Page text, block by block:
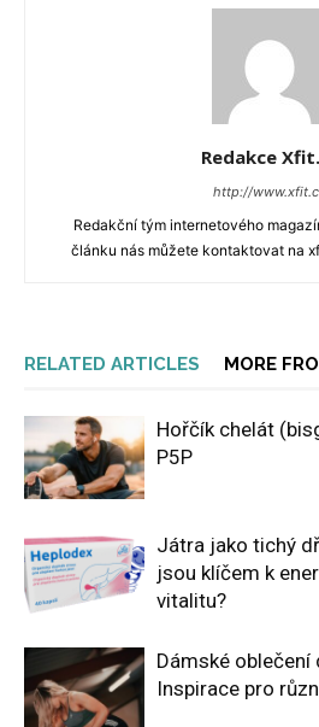
Redakce
http://
Redakční tým internetového
článku nás můžete kontaktovat na
RELATED ARTICLES MORE
Hořčík chelát
P5P
Játra jako tichý
jsou klíčem k
vitalitu?
Dámské oblečení
Inspirace pro